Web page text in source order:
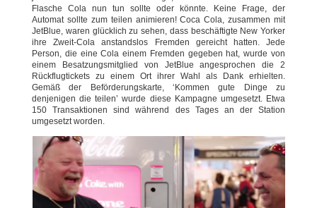
Flasche Cola nun tun sollte oder könnte. Keine Frage, der
Automat sollte zum teilen animieren! Coca Cola, zusammen mit
JetBlue, waren glücklich zu sehen, dass beschäftigte New Yorker
ihre Zweit-Cola anstandslos Fremden gereicht hatten. Jede
Person, die eine Cola einem Fremden gegeben hat, wurde von
einem Besatzungsmitglied von JetBlue angesprochen die 2
Rückflugtickets zu einem Ort ihrer Wahl als Dank erhielten.
Gemäß der Beförderungskarte, ‘Kommen gute Dinge zu
denjenigen die teilen’ wurde diese Kampagne umgesetzt. Etwa
150 Transaktionen sind während des Tages an der Station
umgesetzt worden.